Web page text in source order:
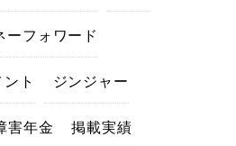
ーフォワード
ト ジンジャー
害年金 掲載実績